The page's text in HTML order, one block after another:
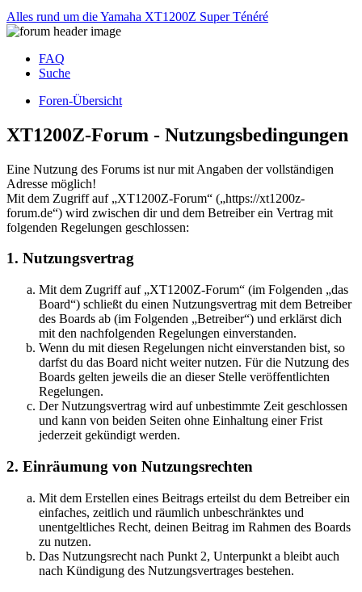
Alles rund um die Yamaha XT1200Z Super Ténéré
FAQ
Suche
Foren-Übersicht
XT1200Z-Forum - Nutzungsbedingungen
Eine Nutzung des Forums ist nur mit Angaben der vollständigen
Adresse möglich!
Mit dem Zugriff auf „XT1200Z-Forum“ („https://xt1200z-
forum.de“) wird zwischen dir und dem Betreiber ein Vertrag mit
folgenden Regelungen geschlossen:
1. Nutzungsvertrag
Mit dem Zugriff auf „XT1200Z-Forum“ (im Folgenden „das
Board“) schließt du einen Nutzungsvertrag mit dem Betreiber
des Boards ab (im Folgenden „Betreiber“) und erklärst dich
mit den nachfolgenden Regelungen einverstanden.
Wenn du mit diesen Regelungen nicht einverstanden bist, so
darfst du das Board nicht weiter nutzen. Für die Nutzung des
Boards gelten jeweils die an dieser Stelle veröffentlichten
Regelungen.
Der Nutzungsvertrag wird auf unbestimmte Zeit geschlossen
und kann von beiden Seiten ohne Einhaltung einer Frist
jederzeit gekündigt werden.
2. Einräumung von Nutzungsrechten
Mit dem Erstellen eines Beitrags erteilst du dem Betreiber ein
einfaches, zeitlich und räumlich unbeschränktes und
unentgeltliches Recht, deinen Beitrag im Rahmen des Boards
zu nutzen.
Das Nutzungsrecht nach Punkt 2, Unterpunkt a bleibt auch
nach Kündigung des Nutzungsvertrages bestehen.